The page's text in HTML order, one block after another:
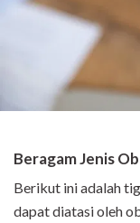
Beragam Jenis
Berikut ini adalah
dapat diatasi oleh